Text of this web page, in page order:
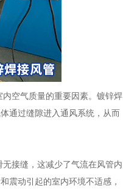
空气质量的重要因素。镀锌焊
通过缝隙进入通风系统，从而
接缝，这减少了气流在风管内
震动引起的室内环境不适感，